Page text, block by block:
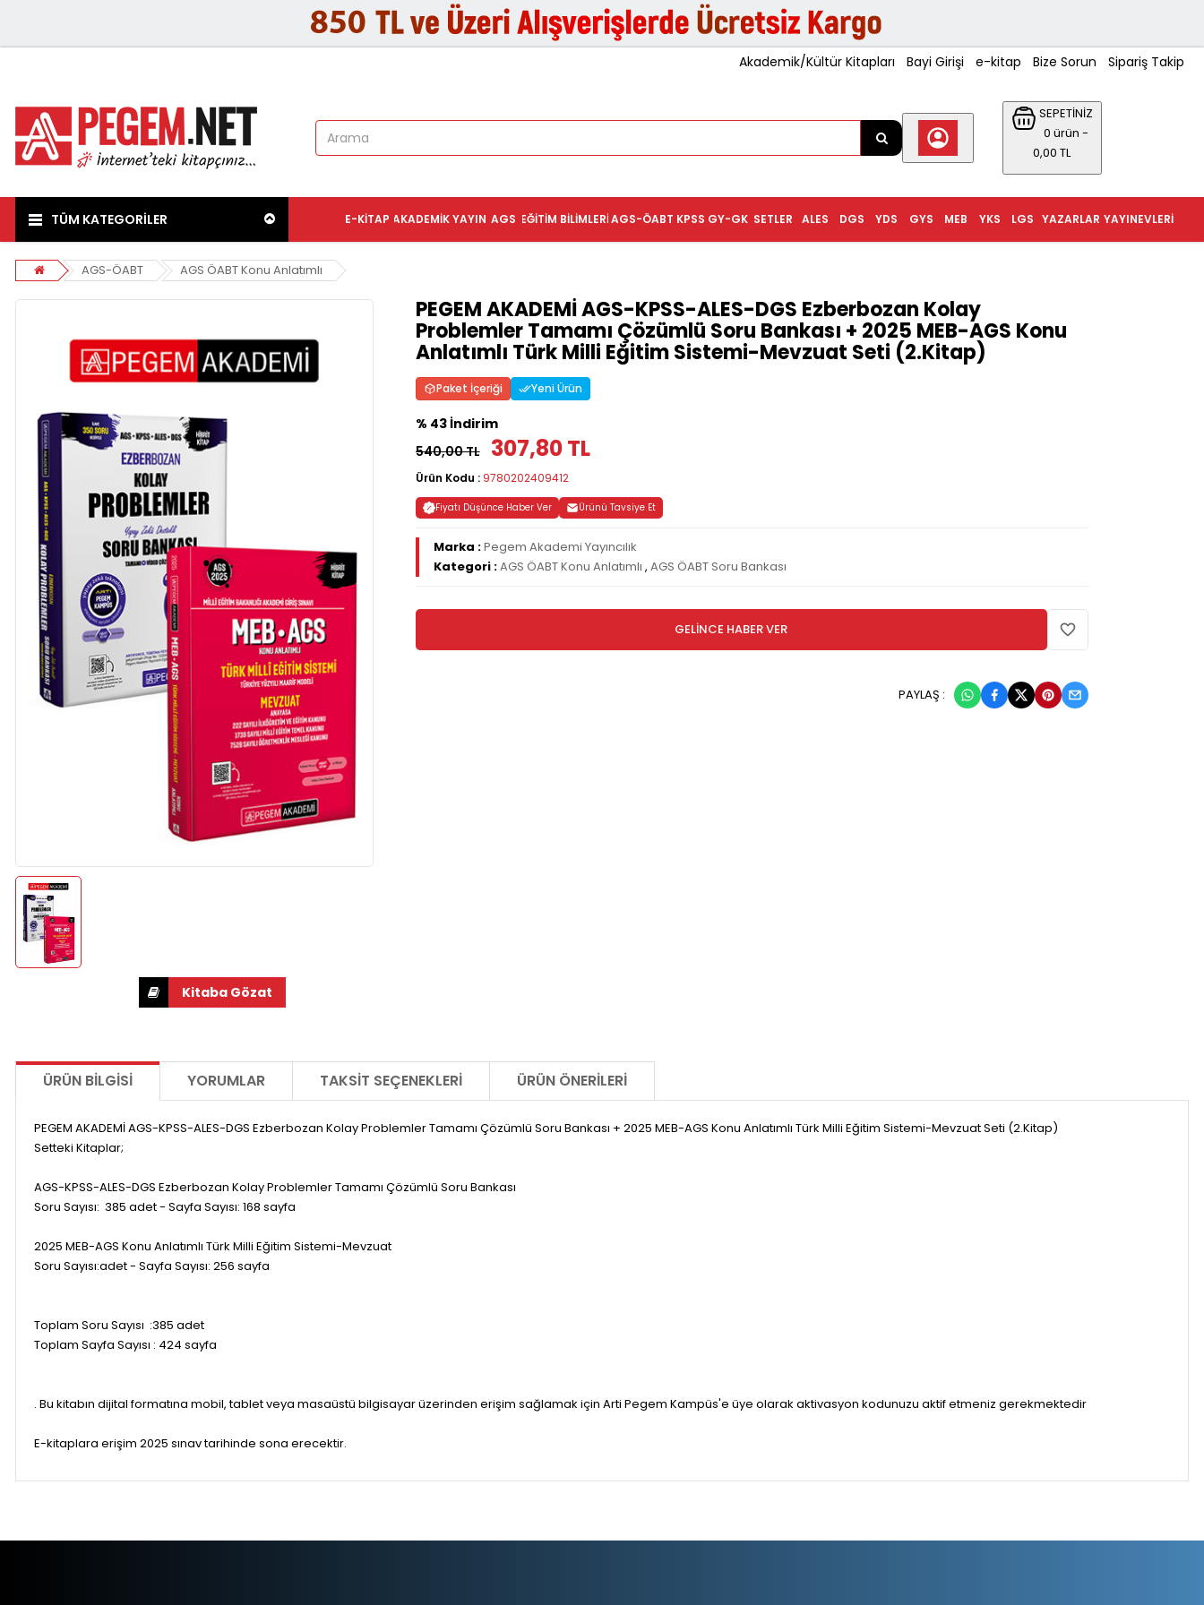
Akademik/Kültür Kitapları Bayi Girişi e-kitap Bize Sorun Sipariş Takip
SEPETİNİZ
0 ürün -
0,00 TL
TÜM KATEGORİLER YAYINEVLERI
YAZARLAR
LGS
YKS
MEB
GYS
YDS
DGS
ALES
SETLER
KPSS GY-GK
AGS-ÖABT
EĞITIM BILIMLERI
AGS
AKADEMIK YAYIN
E-KITAP
AGS-ÖABT AGS ÖABT Konu Anlatımlı
PEGEM AKADEMİ AGS-KPSS-ALES-DGS Ezberbozan Kolay
Problemler Tamamı Çözümlü Soru Bankası + 2025 MEB-AGS Konu
Anlatımlı Türk Milli Eğitim Sistemi-Mevzuat Seti (2.Kitap)
Paket İçeriği Yeni Ürün
% 43 İndirim
540,00 TL
307,80 TL
Ürün Kodu : 9780202409412
Fiyatı Düşünce Haber Ver Ürünü Tavsiye Et
Marka :Pegem Akademi Yayıncılık
Kategori :AGS ÖABT Konu Anlatımlı , AGS ÖABT Soru Bankası
GELİNCE HABER VER
PAYLAŞ :
ÜRÜN BILGISI YORUMLAR TAKSIT SEÇENEKLERI ÜRÜN ÖNERILERI
PEGEM AKADEMİ AGS-KPSS-ALES-DGS Ezberbozan Kolay Problemler Tamamı Çözümlü Soru Bankası + 2025 MEB-AGS Konu Anlatımlı Türk Milli Eğitim Sistemi-Mevzuat Seti (2.Kitap)
Setteki Kitaplar;
AGS-KPSS-ALES-DGS Ezberbozan Kolay Problemler Tamamı Çözümlü Soru Bankası
Soru Sayısı: 385 adet - Sayfa Sayısı: 168 sayfa
2025 MEB-AGS Konu Anlatımlı Türk Milli Eğitim Sistemi-Mevzuat
Soru Sayısı:adet - Sayfa Sayısı: 256 sayfa
Toplam Soru Sayısı :385 adet
Toplam Sayfa Sayısı : 424 sayfa
. Bu kitabın dijital formatına mobil, tablet veya masaüstü bilgisayar üzerinden erişim sağlamak için Arti Pegem Kampüs'e üye olarak aktivasyon kodunuzu aktif etmeniz gerekmektedir
E-kitaplara erişim 2025 sınav tarihinde sona erecektir.